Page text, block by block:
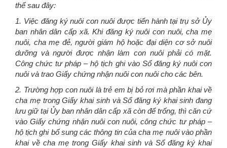
thể sau đây:
1. Việc đăng ký nuôi con nuôi được tiến hành tại trụ sở Ủy
ban nhân dân cấp xã. Khi đăng ký nuôi con nuôi, cha mẹ
nuôi, cha mẹ đẻ, người giám hộ hoặc đại diện cơ sở nuôi
dưỡng và người được nhận làm con nuôi phải có mặt.
Công chức tư pháp – hộ tịch ghi vào Sổ đăng ký nuôi con
nuôi và trao Giấy chứng nhận nuôi con nuôi cho các bên.
2. Trường hợp con nuôi là trẻ em bị bỏ rơi mà phần khai về
cha mẹ trong Giấy khai sinh và Sổ đăng ký khai sinh đang
lưu giữ tại Ủy ban nhân dân cấp xã còn để trống, thì căn cứ
vào Giấy chứng nhận nuôi con nuôi, công chức tư pháp –
hộ tịch ghi bổ sung các thông tin của cha mẹ nuôi vào phần
khai về cha mẹ trong Giấy khai sinh và Sổ đăng ký khai